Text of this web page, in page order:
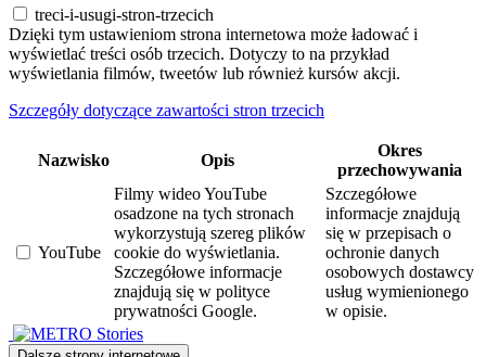
treci-i-usugi-stron-trzecich
Dzięki tym ustawieniom strona internetowa może ładować i
wyświetlać treści osób trzecich. Dotyczy to na przykład
wyświetlania filmów, tweetów lub również kursów akcji.
Szczegóły dotyczące zawartości stron trzecich
Nazwisko Opis
Okres
przechowywania
YouTube
Filmy wideo YouTube
osadzone na tych stronach
wykorzystują szereg plików
cookie do wyświetlania.
Szczegółowe informacje
znajdują się w polityce
prywatności Google.
Szczegółowe
informacje znajdują
się w przepisach o
ochronie danych
osobowych dostawcy
usług wymienionego
w opisie.
Stories